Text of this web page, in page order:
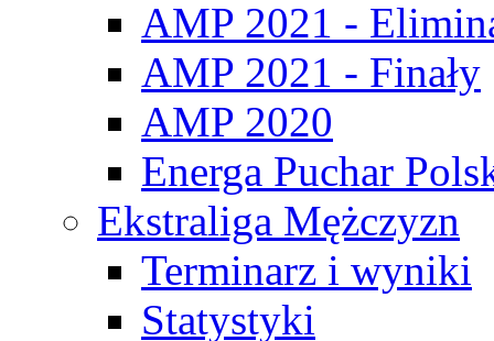
AMP 2021 -
AMP 2021 - Finały
AMP 2020
Energa Puchar
Ekstraliga Mężczyzn
Terminarz i wyniki
Statystyki